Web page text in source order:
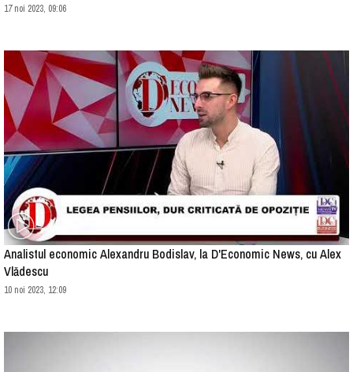
17 noi 2023, 09:06
Analistul economic Alexandru Bodislav, la D'Economic News, cu Alex
Vlădescu
10 noi 2023, 12:09